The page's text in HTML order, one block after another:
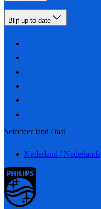
Blijf up-to-date
Selecteer land / taal
Nederland / Nederlands